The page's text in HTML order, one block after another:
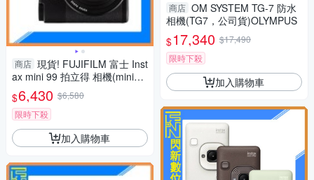
商店 現貨! FUJIFILM 富士 Inst
ax mini 99 拍立得 相機(mini99,
公司貨)
$6,430 $6,580
限時下殺
加入購物車
商店 OM SYSTEM TG-7 防水
相機(TG7，公司貨)OLYMPUS
$17,340 $17,490
限時下殺
加入購物車